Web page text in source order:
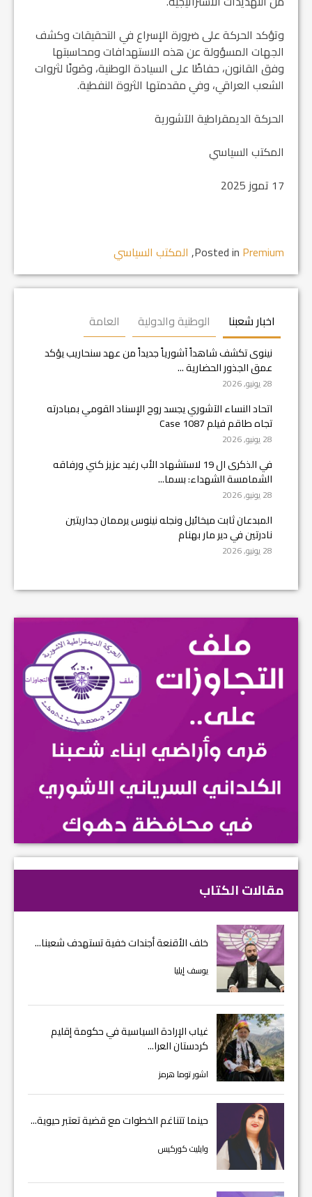
وتؤكد الحركة على ضرورة الإسراع في التحقيقات وكشف
الجهات المسؤولة عن هذه الاستهدافات ومحاسبتها
وفق القانون، حفاظًا على السيادة الوطنية، وصَونًا لثروات
الشعب العراقي، وفي مقدمتها الثروة النفطية.
الحركة الديمقراطية الآشورية
المكتب السياسي
17 تموز 2025
Posted in Premium
, المكتب السياسي
اخبار شعبنا الوطنية والدولية العامة
نينوى تكشف شاهداً آشورياً جديداً من عهد سنحاريب يؤكد
عمق الجذور الحضارية ...
28 يونيو, 2026
اتحاد النساء الآشوري يجسد روح الإسناد القومي بمبادرته
تجاه طاقم فيلم Case 1087
28 يونيو, 2026
في الذكرى ال 19 لاستشهاد الأب رغيد عزيز كني ورفاقه
الشمامسة الشهداء: بسما...
28 يونيو, 2026
المبدعان ثابت ميخائيل ونجله نينوس يرممان جداريتين
نادرتين في دير مار بهنام
28 يونيو, 2026
مقالات الكتاب
خلف الأقنعة أجندات خفية تستهدف شعبنا...
يوسف إيليا
غياب الإرادة السياسية في حكومة إقليم
كردستان العرا...
اشور توما هرمز
حينما تتناغم الخطوات مع قضية تعتبر حيوية...
وايليت كوركيس